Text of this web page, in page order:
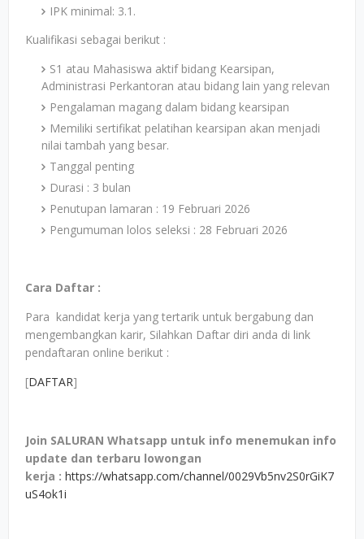
IPK minimal: 3.1.
Kualifikasi sebagai berikut :
S1 atau Mahasiswa aktif bidang Kearsipan,
Administrasi Perkantoran atau bidang lain yang relevan
Pengalaman magang dalam bidang kearsipan
Memiliki sertifikat pelatihan kearsipan akan menjadi
nilai tambah yang besar.
Tanggal penting
Durasi : 3 bulan
Penutupan lamaran : 19 Februari 2026
Pengumuman lolos seleksi : 28 Februari 2026
Cara Daftar :
Para kandidat kerja yang tertarik untuk bergabung dan
mengembangkan karir, Silahkan Daftar diri anda di link
pendaftaran online berikut :
[DAFTAR]
Join SALURAN Whatsapp untuk info menemukan info
update dan terbaru lowongan
kerja : https://whatsapp.com/channel/0029Vb5nv2S0rGiK7
uS4ok1i